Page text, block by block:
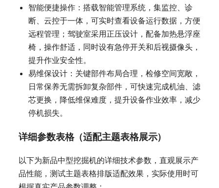
智能便捷操作：搭载智能管理系统，集监控、诊
断、云控于一体，可实时查看设备运行数据，方便
远程管理；驾驶室采用正压设计，配备加热悬浮座
椅，操作舒适，同时设有急停开关和后视摄像头，
提升作业安全性。
易维保设计：关键部件布局合理，检修空间宽敞，
日常保养无需拆卸复杂部件，可快速完成机油、滤
芯更换，降低维保难度，提升设备作业效率，减少
停机损失。
详细参数表格（适配主题表格展示）
以下为新品中型挖掘机的详细技术参数，直观展示产
品性能，测试主题表格排版适配效果，实际使用时可